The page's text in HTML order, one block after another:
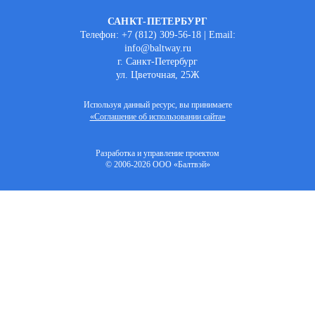
САНКТ-ПЕТЕРБУРГ
Телефон: +7 (812) 309-56-18 | Email:
info@baltway.ru
г. Санкт-Петербург
ул. Цветочная, 25Ж
Разработка и управление проектом
© 2006-2026 ООО «Балтвэй»
Используя данный ресурс, вы принимаете
«Соглашение об использовании сайта»